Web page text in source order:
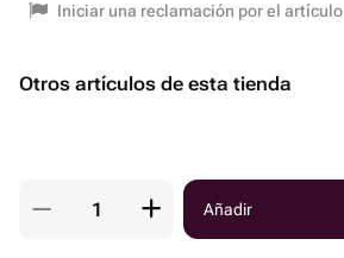
Iniciar una reclamación por el artículo
Otros artículos de esta tienda
Añadir